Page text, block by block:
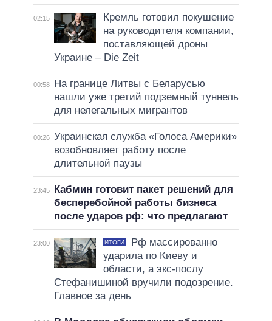
02:15
Кремль готовил покушение
на руководителя компании,
поставляющей дроны
Украине – Die Zeit
00:58
На границе Литвы с Беларусью
нашли уже третий подземный туннель
для нелегальных мигрантов
00:26 Украинская служба «Голоса Америки»
возобновляет работу после
длительной паузы
23:45
Кабмин готовит пакет решений для
бесперебойной работы бизнеса
после ударов рф: что предлагают
23:00 ИТОГИ
Рф массированно
ударила по Киеву и
области, а экс-послу
Стефанишиной вручили подозрение.
Главное за день